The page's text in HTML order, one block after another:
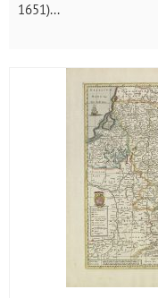
1651)...